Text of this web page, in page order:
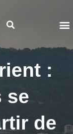
:
se
de